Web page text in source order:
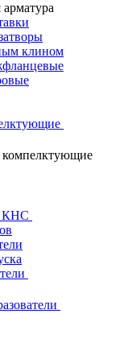
клином
компелктующие
КНС